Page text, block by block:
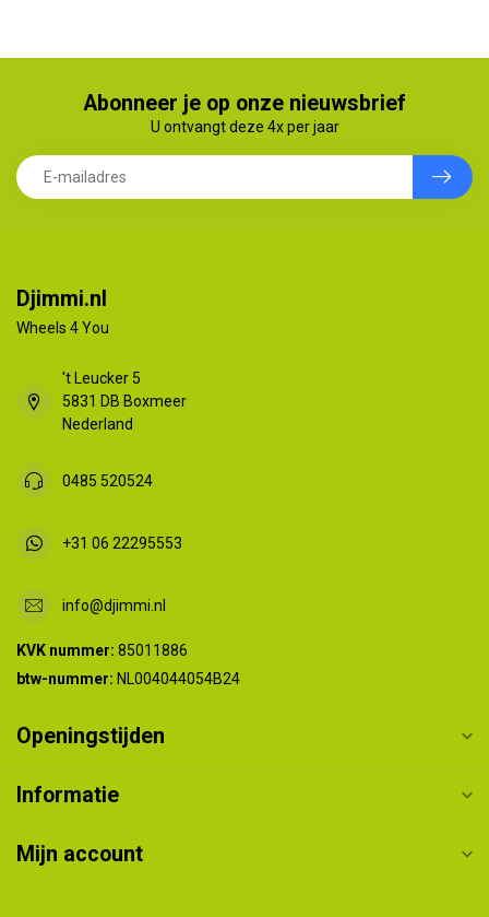
Abonneer je op onze nieuwsbrief
U ontvangt deze 4x per jaar
Djimmi.nl
Wheels 4 You
't Leucker 5
5831 DB Boxmeer
Nederland
0485 520524
+31 06 22295553
info@djimmi.nl
KVK nummer: 85011886
btw-nummer: NL004044054B24
Openingstijden
Informatie
Mijn account